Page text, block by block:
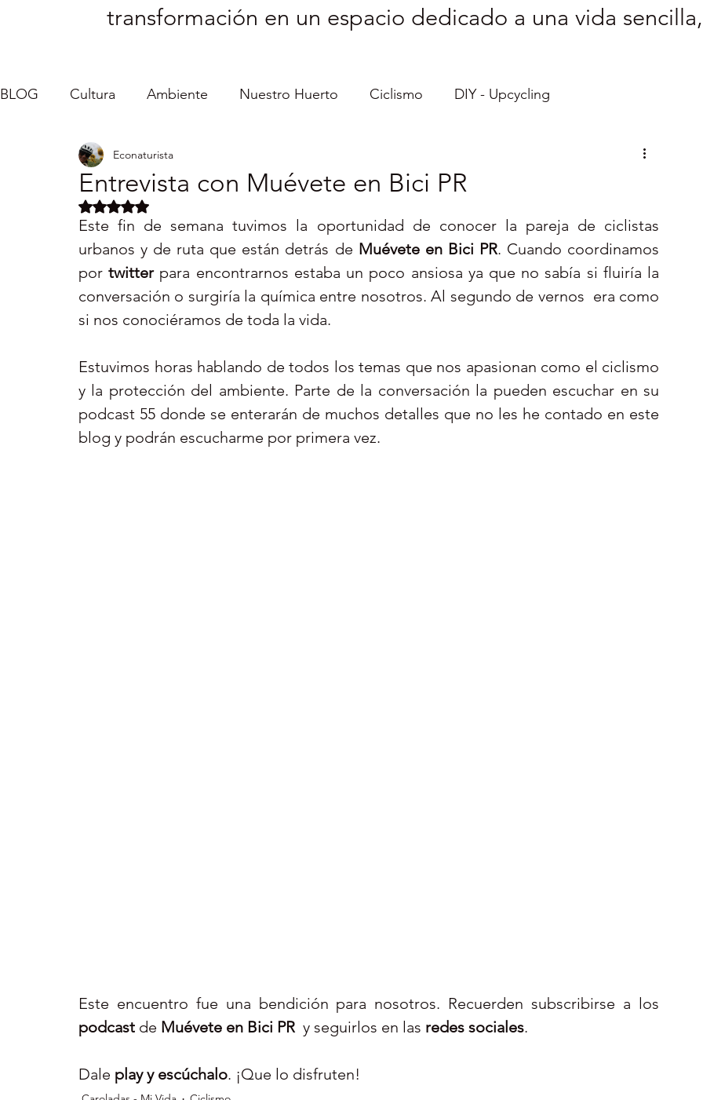
transformación en un espacio dedicado a una vida
BLOG Cultura Ambiente Nuestro Huerto Ciclismo DIY - Upcycling
Caroladas - Mi Vida
Puerto Rico : Turismo Interno Vida Sencilla Viajes: Ecuador Viajes: Caribe Reto
Servicio Comunitario
Entrevista con Muévete en Bici PR
Econaturista
Obtuvo NaN de 5 estrellas.
Este fin de semana tuvimos la oportunidad de conocer la pareja de ciclistas
urbanos y de ruta que están detrás de Muévete en Bici PR. Cuando coordinamos
por twitter para encontrarnos estaba un poco ansiosa ya que no sabía si fluiría la
conversación o surgiría la química entre nosotros. Al segundo de vernos  era como
si nos conociéramos de toda la vida.
Estuvimos horas hablando de todos los temas que nos apasionan como el ciclismo
y la protección del ambiente. Parte de la conversación la pueden escuchar en su
podcast 55 donde se enterarán de muchos detalles que no les he contado en este
blog y podrán escucharme por primera vez.
podcast de Muévete en Bici PR
  y seguirlos en las
redes sociales.
Dale play y escúchalo. ¡Que lo disfruten!